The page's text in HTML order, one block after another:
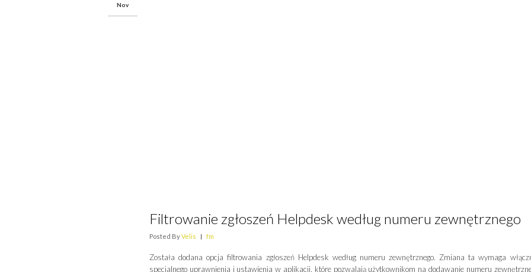
Nov
Filtrowanie zgłoszeń Helpdesk według numeru zewnętrznego
Posted ByVelis | fm
Została dodana opcja filtrowania zgłoszeń Helpdesk według numeru zewnętrznego. Zmiana ta wymaga
specjalnego uprawnienia i ustawienia w aplikacji, które pozwalają użytkownikom na dodawanie numeru